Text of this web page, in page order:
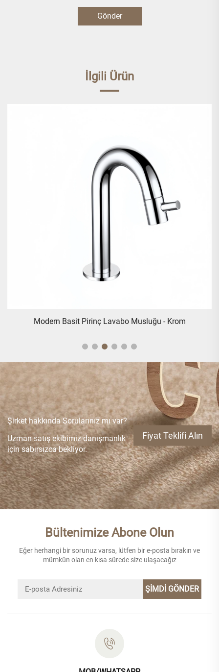
Gönder
İlgili Ürün
Modern Basit Pirinç Lavabo Musluğu - Krom
Şirket hakkında Sorularınız mı var?
Uzman satış ekibimiz danışmanlık
için sabırsızca bekliyor.
Fiyat Teklifi Alın
Bültenimize Abone Olun
Eğer herhangi bir sorunuz varsa, lütfen bir e-posta bırakın ve
mümkün olan en kısa sürede size ulaşacağız
ŞİMDİ GÖNDER